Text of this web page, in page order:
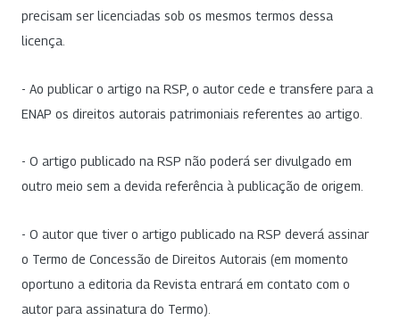
precisam ser licenciadas sob os mesmos termos dessa
licença.
- Ao publicar o artigo na RSP, o autor cede e transfere para a
ENAP os direitos autorais patrimoniais referentes ao artigo.
- O artigo publicado na RSP não poderá ser divulgado em
outro meio sem a devida referência à publicação de origem.
- O autor que tiver o artigo publicado na RSP deverá assinar
o Termo de Concessão de Direitos Autorais (em momento
oportuno a editoria da Revista entrará em contato com o
autor para assinatura do Termo).